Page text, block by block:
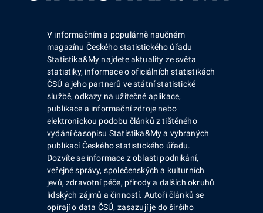
V informačním a populárně naučném
magazínu Českého statistického úřadu
Statistika&My najdete aktuality ze světa
statistiky, informace o oficiálních statistikách
ČSÚ a jeho partnerů ve státní statistické
službě, odkazy na užitečné aplikace,
publikace a informační zdroje nebo
elektronickou podobu článků z tištěného
vydání časopisu Statistika&My a vybraných
publikací Českého statistického úřadu.
Dozvíte se informace z oblasti podnikání,
veřejné správy, společenských a kulturních
jevů, zdravotní péče, přírody a dalších okruhů
lidských zájmů a činností. Autoři článků se
opírají o data ČSÚ, zasazují je do širšího